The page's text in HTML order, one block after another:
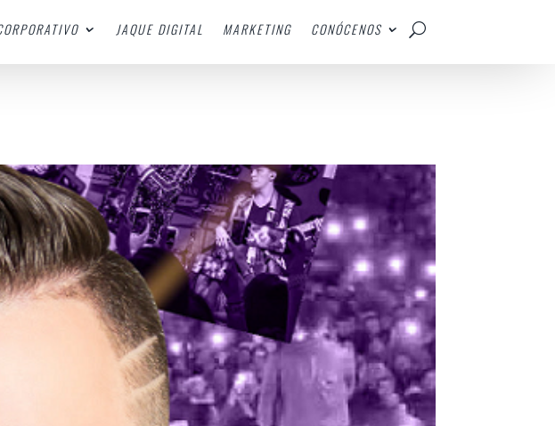
JAQUE DIGITAL MARKETING CONÓCENOS